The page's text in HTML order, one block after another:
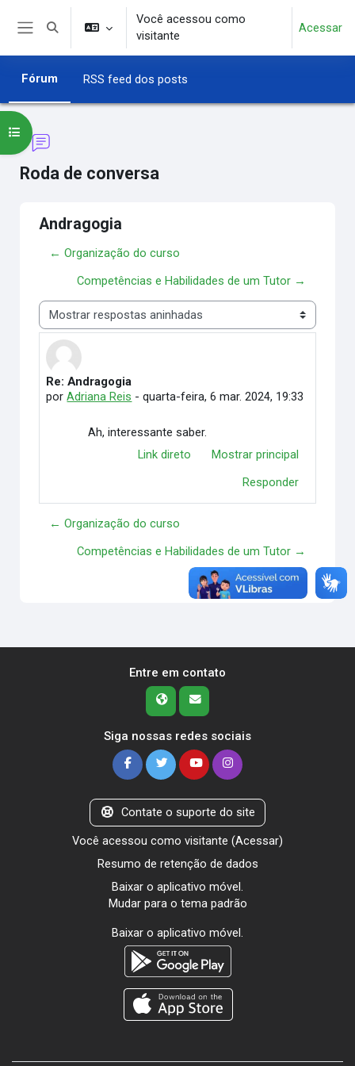
Ir para o conteúdo principal
Alternar entrada de pesquisa
Você acessou como
visitante
Acessar
Fórum RSS feed dos posts
Roda de conversa
Abrir índice do curso
Andragogia
← Organização do curso
Competências e Habilidades de um Tutor →
Modo de visualização
Re: Andragogia
porAdriana Reis -quarta-feira, 6 mar. 2024, 19:33
Número de respostas: 0
Ah, interessante saber.
Link direto
Mostrar principal
Responder
← Organização do curso
Competências e Habilidades de um Tutor →
Entre em contato
Siga nossas redes sociais
Contate o suporte do site
Você acessou como visitante (Acessar)
Resumo de retenção de dados
Baixar o aplicativo móvel.
Mudar para o tema padrão
Baixar o aplicativo móvel.